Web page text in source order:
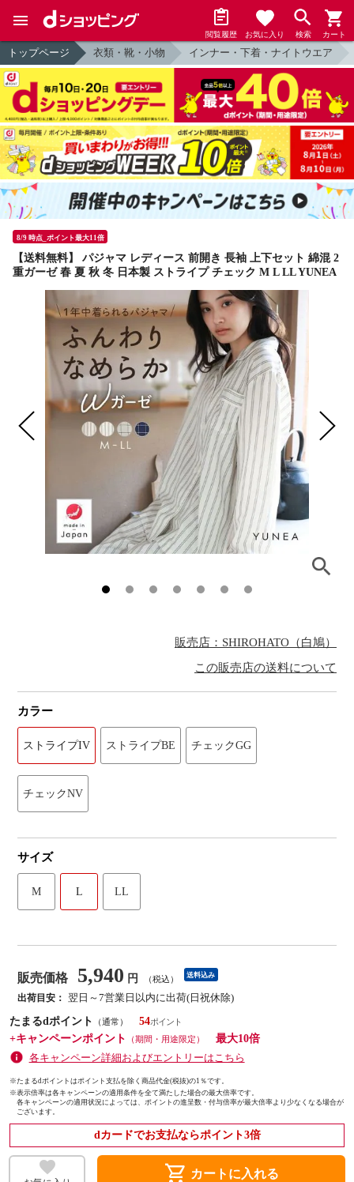
閲覧履歴 お気に入り 検索 カート
トップページ 衣類・靴・小物 インナー・下着・ナイトウエア
8/9 時点_ポイント最大11倍
【送料無料】 パジャマ レディース 前開き 長袖 上下セット 綿混 2
重ガーゼ 春 夏 秋 冬 日本製 ストライプ チェック M L LL YUNEA
販売店：SHIROHATO（白鳩）
この販売店の送料について
カラー
ストライプIV ストライプBE チェックGG
チェックNV
サイズ
M L LL
販売価格 5,940 円 （税込） 送料込み
出荷目安： 翌日～7営業日以内に出荷(日祝休除)
たまるdポイント
（通常）
54
+キャンペーンポイント
（期間・用途限定）
最大10倍
各キャンペーン詳細およびエントリーはこちら
※たまるdポイントはポイント支払を除く商品代金(税抜)の1％です。
※表示倍率は各キャンペーンの適用条件を全て満たした場合の最大倍率です。
各キャンペーンの適用状況によっては、ポイントの進呈数・付与倍率が最大倍率より少なくなる場合が
ございます。
dカードでお支払ならポイント3倍
shopping_cart カートに入れる